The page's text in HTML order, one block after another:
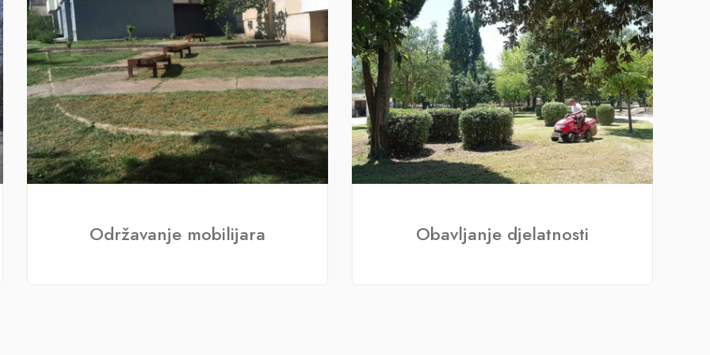
Održavanje mobilijara Obavljanje djelatnosti